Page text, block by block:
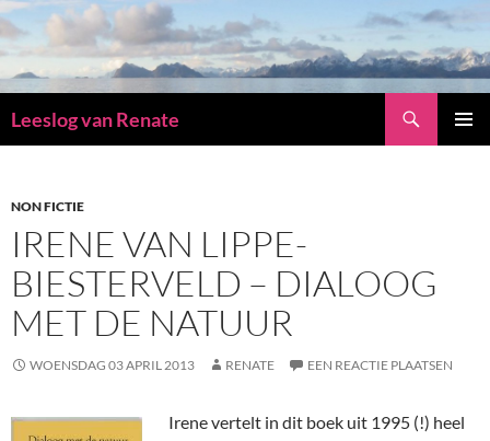
Leeslog van Renate
INHOUD
NON FICTIE
IRENE VAN LIPPE-
BIESTERVELD – DIALOOG
MET DE NATUUR
WOENSDAG 03 APRIL 2013 RENATE EEN REACTIE PLAATSEN
Irene vertelt in dit boek uit 1995 (!) heel